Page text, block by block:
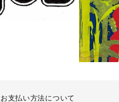
お支払い方法について